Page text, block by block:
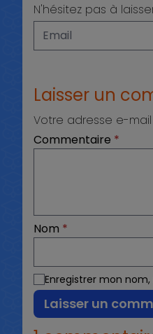
N'hésitez pas à
Laisser un
Votre adresse e-mail
Commentaire *
Nom *
Enregistrer mon